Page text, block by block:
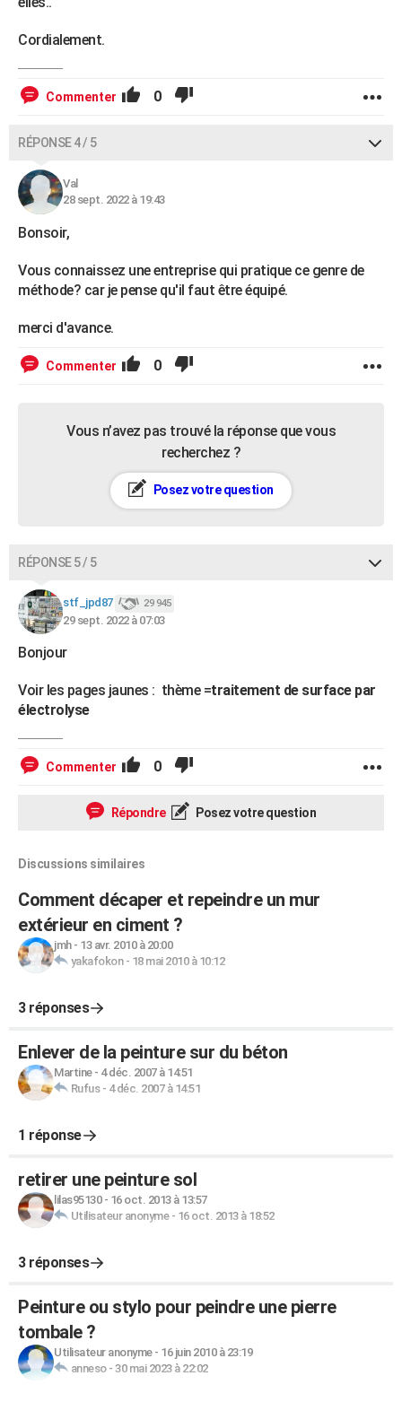
Cordialement.
Commenter 0
RÉPONSE 4 / 5
Val
28 sept. 2022 à 19:43
Bonsoir,
Vous connaissez une entreprise qui pratique ce genre de
méthode? car je pense qu'il faut être équipé.
merci d'avance.
Commenter 0
Vous n’avez pas trouvé la réponse que vous
recherchez ?
Posez votre question
RÉPONSE 5 / 5
stf_jpd87 29 945
29 sept. 2022 à 07:03
Bonjour
Voir les pages jaunes : thème =traitement de surface par
électrolyse
Commenter 0
Répondre Posez votre question
Discussions similaires
Comment décaper et repeindre un mur
extérieur en ciment ?
jmh- 13 avr. 2010 à 20:00
yakafokon- 18 mai 2010 à 10:12
3 réponses
Enlever de la peinture sur du béton
Martine- 4 déc. 2007 à 14:51
Rufus- 4 déc. 2007 à 14:51
1 réponse
retirer une peinture sol
lilas95130- 16 oct. 2013 à 13:57
Utilisateur anonyme- 16 oct. 2013 à 18:52
3 réponses
Peinture ou stylo pour peindre une pierre
tombale ?
Utilisateur anonyme- 16 juin 2010 à 23:19
anneso- 30 mai 2023 à 22:02